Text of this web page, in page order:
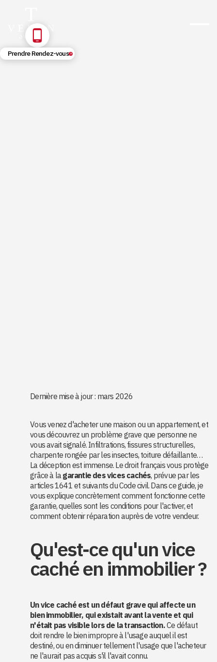
Prendre Rendez-vous
Dernière mise à jour : mars 2026
Vous venez d'acheter une maison ou un appartement, et
vous découvrez un problème grave que personne ne
vous avait signalé. Infiltrations, fissures structurelles,
charpente rongée par les insectes, toiture défaillante…
La déception est immense. Le droit français vous protège
grâce à lagarantie des vices cachés, prévue par les
articles 1641 et suivants du Code civil. Dans ce guide, je
vous explique concrètement comment fonctionne cette
garantie, quelles sont les conditions pour l'activer, et
comment obtenir réparation auprès de votre vendeur.
Qu'est-ce qu'un vice
caché en immobilier ?
Un vice caché est un défaut grave qui affecte un
bien immobilier, qui existait avant la vente et qui
n'était pas visible lors de la transaction.Ce défaut
doit rendre le bien impropre à l'usage auquel il est
destiné, ou en diminuer tellement l'usage que l'acheteur
ne l'aurait pas acquis s'il l'avait connu.